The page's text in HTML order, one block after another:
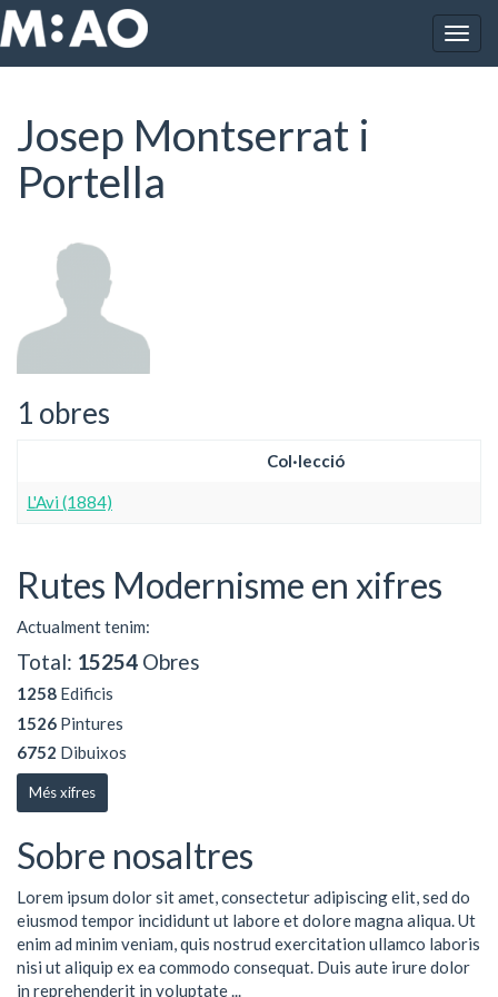
Vés al contingut
Inici Josep Montserrat i Portella
Josep Montserrat i
Portella
1 obres
Col·lecció
L'Avi (1884)
Rutes Modernisme en xifres
Actualment tenim:
Total: 15254 Obres
1258 Edificis
1526 Pintures
6752 Dibuixos
Més xifres
Sobre nosaltres
Lorem ipsum dolor sit amet, consectetur adipiscing elit, sed do
eiusmod tempor incididunt ut labore et dolore magna aliqua. Ut
enim ad minim veniam, quis nostrud exercitation ullamco laboris
nisi ut aliquip ex ea commodo consequat. Duis aute irure dolor
in reprehenderit in voluptate ...